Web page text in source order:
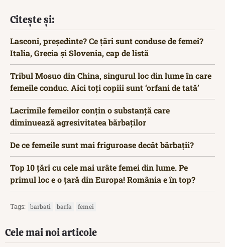
Citește și:
Lasconi, președinte? Ce țări sunt conduse de femei?
Italia, Grecia și Slovenia, cap de listă
Tribul Mosuo din China, singurul loc din lume în care
femeile conduc. Aici toți copiii sunt ‘orfani de tată’
Lacrimile femeilor conțin o substanță care
diminuează agresivitatea bărbaților
De ce femeile sunt mai friguroase decât bărbații?
Top 10 țări cu cele mai urâte femei din lume. Pe
primul loc e o țară din Europa! România e în top?
Tags: barbati barfa femei
Cele mai noi articole